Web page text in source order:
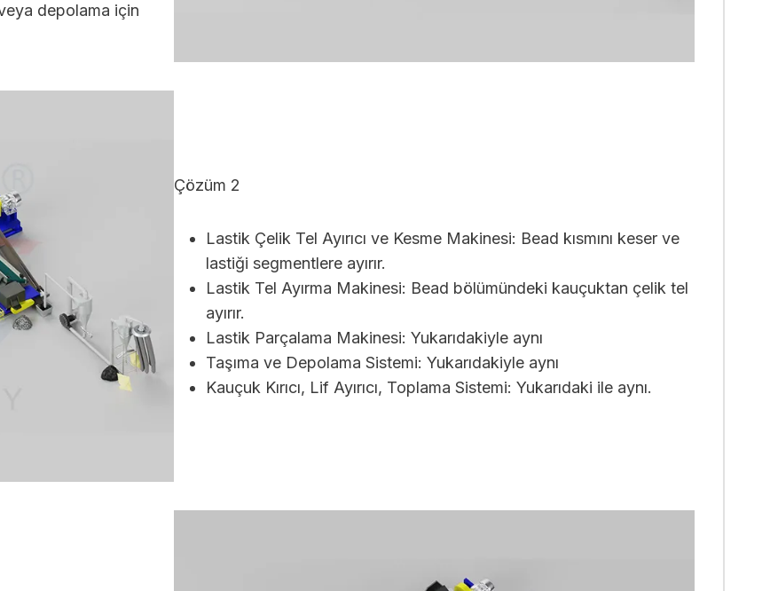
depolama için
Çözüm 2
Lastik Çelik Tel Ayırıcı ve Kesme Makinesi: Bead kısmını keser ve
lastiği segmentlere ayırır.
Lastik Tel Ayırma Makinesi: Bead bölümündeki kauçuktan çelik tel
ayırır.
Lastik Parçalama Makinesi: Yukarıdakiyle aynı
Taşıma ve Depolama Sistemi: Yukarıdakiyle aynı
Kauçuk Kırıcı, Lif Ayırıcı, Toplama Sistemi: Yukarıdaki ile aynı.